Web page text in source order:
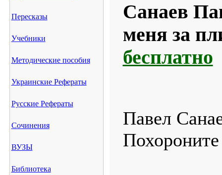
Пересказы
Учебники
Методические пособия
Украинские Рефераты
Русские Рефераты
Сочинения
ВУЗЫ
Библиотека
Санаев
меня за
бесплатно
Павел